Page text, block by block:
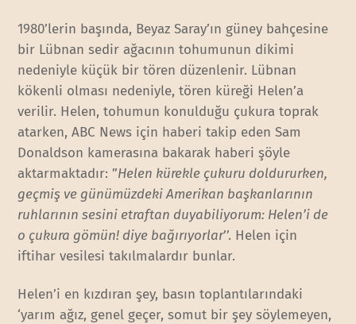
1980’lerin başında, Beyaz Saray’ın güney bahçesine
bir Lübnan sedir ağacının tohumunun dikimi
nedeniyle küçük bir tören düzenlenir. Lübnan
kökenli olması nedeniyle, tören küreği Helen’a
verilir. Helen, tohumun konulduğu çukura toprak
atarken, ABC News için haberi takip eden Sam
Donaldson kamerasına bakarak haberi şöyle
aktarmaktadır: ”Helen kürekle çukuru doldururken,
geçmiş ve günümüzdeki Amerikan başkanlarının
ruhlarının sesini etraftan duyabiliyorum: Helen’i de
o çukura gömün! diye bağırıyorlar’’. Helen için
iftihar vesilesi takılmalardır bunlar.
Helen’i en kızdıran şey, basın toplantılarındaki
‘yarım ağız, genel geçer, somut bir şey söylemeyen,